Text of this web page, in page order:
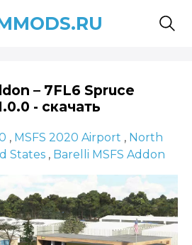
– 7FL6 Spruce
- скачать
, MSFS 2020 Airport , North
States , Barelli MSFS Addon